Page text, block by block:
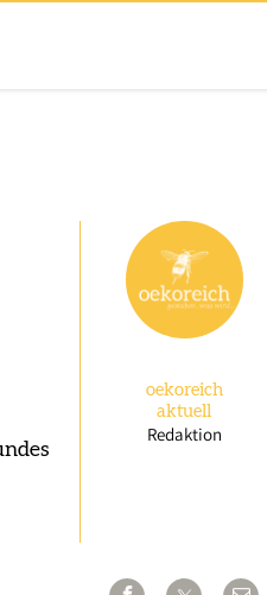
oekoreich
aktuell
Redaktion